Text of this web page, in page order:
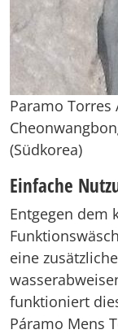
Paramo Torres
(Südkorea)
Einfache
Entgegen dem
eine
funktioniert
Páramo Mens